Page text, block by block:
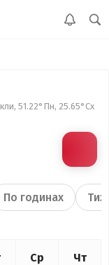
51.22°Пн, 25.65°Сх
По годинах
Ср Чт